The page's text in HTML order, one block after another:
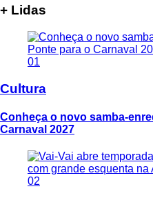
+ Lidas
01
Cultura
Conheça o novo samba-
Carnaval 2027
02